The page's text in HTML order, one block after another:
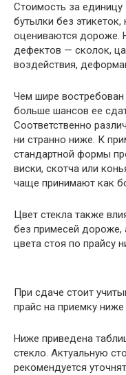
Стоимость за
бутылки без этикеток,
оцениваются дороже.
дефектов — сколок,
воздействия,
Чем шире востребован
больше шансов ее
Соответственно
ни странно ниже. К
стандартной формы
виски, скотча или
чаще принимают как
Цвет стекла также
без примесей дороже,
цвета стоя по прайсу
При сдаче стоит
прайс на приемку ниже
Ниже приведена
стекло. Актуальную
рекомендуется